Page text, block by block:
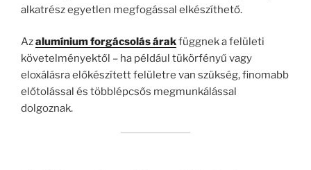
alkatrész egyetlen megfogással elkészíthető.
Azalumínium forgácsolás árakfüggnek a felületi
követelményektől – ha például tükörfényű vagy
eloxálásra előkészített felületre van szükség, finomabb
előtolással és többlépcsős megmunkálással
dolgoznak.